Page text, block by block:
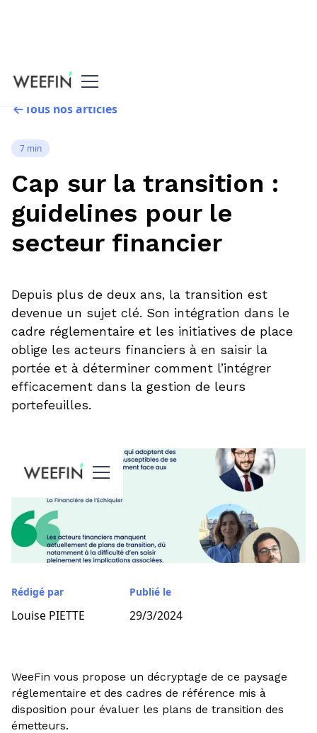
Tous nos articles
7 min
Cap sur la transition :
guidelines pour le
secteur financier
Depuis plus de deux ans, la transition est
devenue un sujet clé. Son intégration dans le
cadre réglementaire et les initiatives de place
oblige les acteurs financiers à en saisir la
portée et à déterminer comment l’intégrer
efficacement dans la gestion de leurs
portefeuilles.
Rédigé par
Louise PIETTE
Publié le
29/3/2024
WeeFin vous propose un décryptage de ce paysage
réglementaire et des cadres de référence mis à
disposition pour évaluer les plans de transition des
émetteurs.